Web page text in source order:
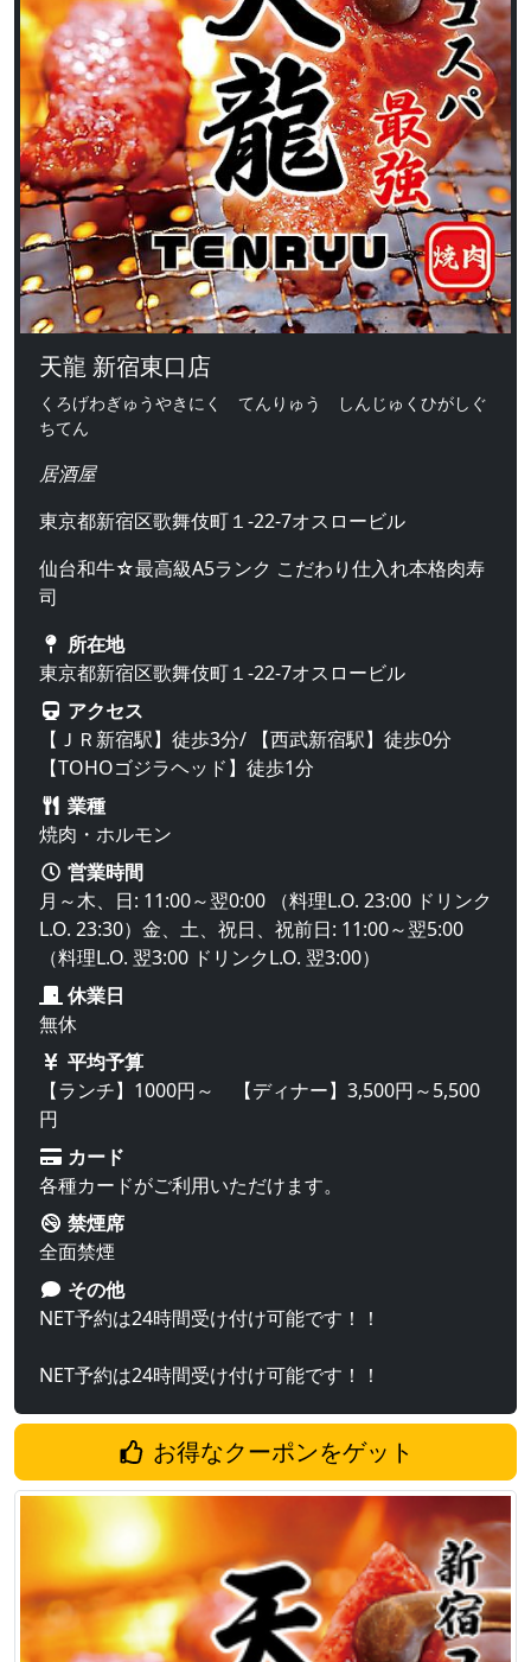
天龍 新宿東口店
くろげわぎゅうやきにく てんりゅう しんじゅくひがしぐ
ちてん
居酒屋
東京都新宿区歌舞伎町１-22-7オスロービル
仙台和牛☆最高級A5ランク こだわり仕入れ本格肉寿
司
所在地
東京都新宿区歌舞伎町１-22-7オスロービル
アクセス
【ＪＲ新宿駅】徒歩3分/ 【西武新宿駅】徒歩0分
【TOHOゴジラヘッド】徒歩1分
業種
焼肉・ホルモン
営業時間
月～木、日: 11:00～翌0:00 （料理L.O. 23:00 ドリンク
L.O. 23:30）金、土、祝日、祝前日: 11:00～翌5:00
（料理L.O. 翌3:00 ドリンクL.O. 翌3:00）
休業日
無休
平均予算
【ランチ】1000円～ 【ディナー】3,500円～5,500
円
カード
各種カードがご利用いただけます。
禁煙席
全面禁煙
その他
NET予約は24時間受け付け可能です！！
NET予約は24時間受け付け可能です！！
お得なクーポンをゲット